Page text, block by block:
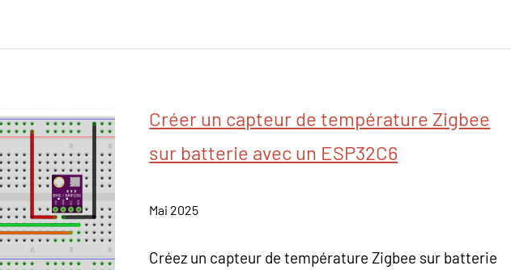
Créer un capteur de température Zigbee
sur batterie avec un ESP32C6
Mai 2025
Créez un capteur de température Zigbee sur batterie